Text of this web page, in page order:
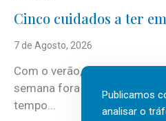
Cinco cuidados a ter
7 de Agosto, 2026
Com o verão, chegam
semana fora e os dias em
tempo...
Publicamos
analisar o